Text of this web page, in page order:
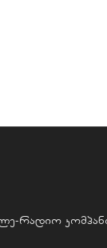
რადიო